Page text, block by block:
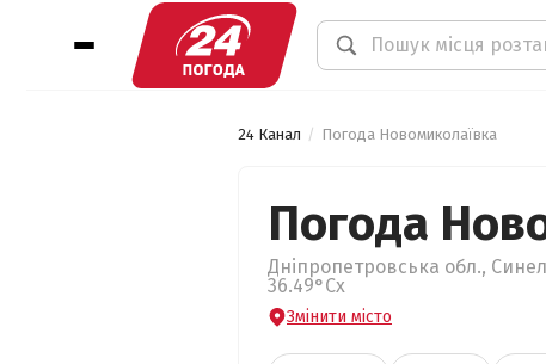
24 Канал Погода Новомиколаївка
Погода
Дніпропетровська обл.,
36.49°Сх
Змінити місто